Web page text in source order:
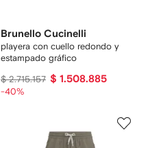
Brunello Cucinelli
playera con cuello redondo y
estampado gráfico
$ 2.715.157 $ 1.508.885
-40%